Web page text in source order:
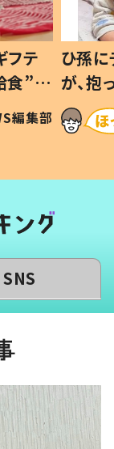
フテ
食”を
親
編集部
ひ孫
が、
「涙が
い」
SNS